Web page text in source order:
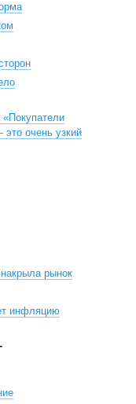
очень узкий
рынок
инфляцию